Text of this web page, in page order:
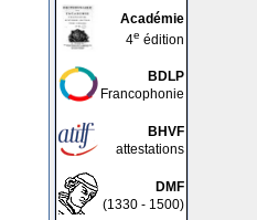
Académie
4e édition
BDLP
Francophonie
BHVF
attestations
DMF
(1330 - 1500)